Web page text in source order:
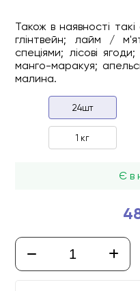
Також в наявності
глінтвейн; лайм /
спеціями; лісові
манго-маракуя;
малина.
24шт
1 кг
Є в